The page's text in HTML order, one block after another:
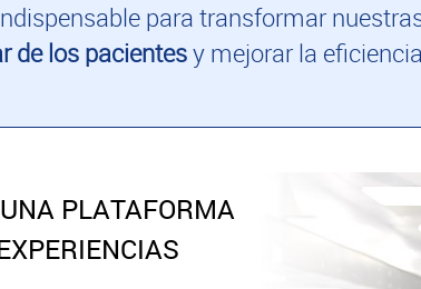
para transformar
de los pacientesy mejorar la
PLATAFORMA